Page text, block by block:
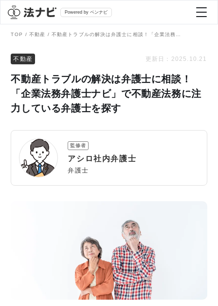
Powered by ベンナビ
全て
法律相談
刑事事件
債務整理
弁護士を探す
AI Search Premium
掲載をご検討の弁護士の方へ
TOP 不動産
不動産 更新日： 2025.10.21
不動産トラブルの解決は弁護士に相談！
「企業法務弁護士ナビ」で不動産法務に注
力している弁護士を探す
監修者
アシロ社内弁護士
弁護士